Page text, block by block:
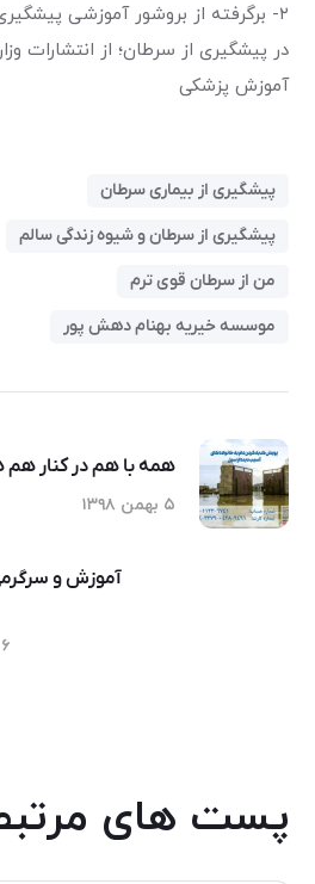
۲- برگرفته از بروشور آموزشی
در پیشگیری از سرطان؛ از انتشارات
آموزش پزشکی
پیشگیری از بیماری سرطان
پیشگیری از سرطان و شیوه زندگی سالم
من از سرطان قوی ترم
موسسه خیریه بهنام دهش پور
همه با هم در کنار
۵ بهمن ۱۳۹۸
آموزش و
۶ بهمن ۱۳۹۸
پست های